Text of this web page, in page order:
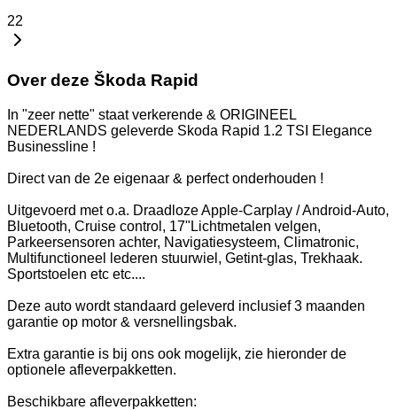
22
Over deze Škoda Rapid
In "zeer nette" staat verkerende & ORIGINEEL
NEDERLANDS geleverde Skoda Rapid 1.2 TSI Elegance
Businessline !
Direct van de 2e eigenaar & perfect onderhouden !
Uitgevoerd met o.a. Draadloze Apple-Carplay / Android-Auto,
Bluetooth, Cruise control, 17"Lichtmetalen velgen,
Parkeersensoren achter, Navigatiesysteem, Climatronic,
Multifunctioneel lederen stuurwiel, Getint-glas, Trekhaak.
Sportstoelen etc etc....
Deze auto wordt standaard geleverd inclusief 3 maanden
garantie op motor & versnellingsbak.
Extra garantie is bij ons ook mogelijk, zie hieronder de
optionele afleverpakketten.
Beschikbare afleverpakketten: